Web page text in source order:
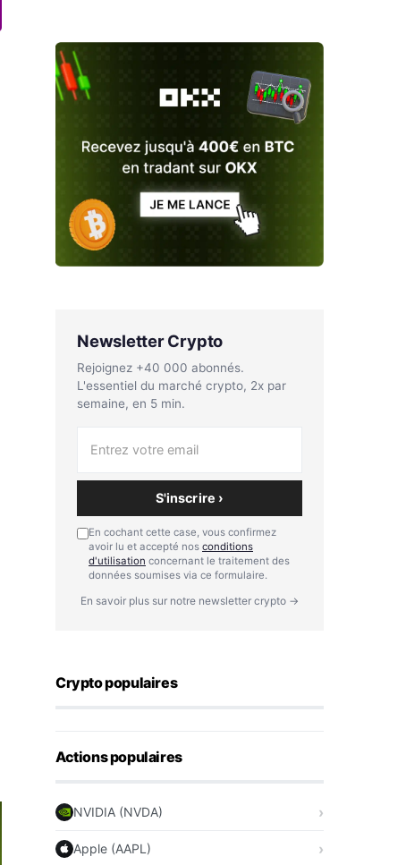
Newsletter Crypto
Rejoignez +40 000 abonnés.
L'essentiel du marché crypto, 2x par
semaine, en 5 min.
S'inscrire ›
En cochant cette case, vous confirmez
avoir lu et accepté nos conditions
d'utilisation concernant le traitement des
données soumises via ce formulaire.
En savoir plus sur notre newsletter crypto →
Crypto populaires
Actions populaires
NVIDIA (NVDA)
Apple (AAPL)